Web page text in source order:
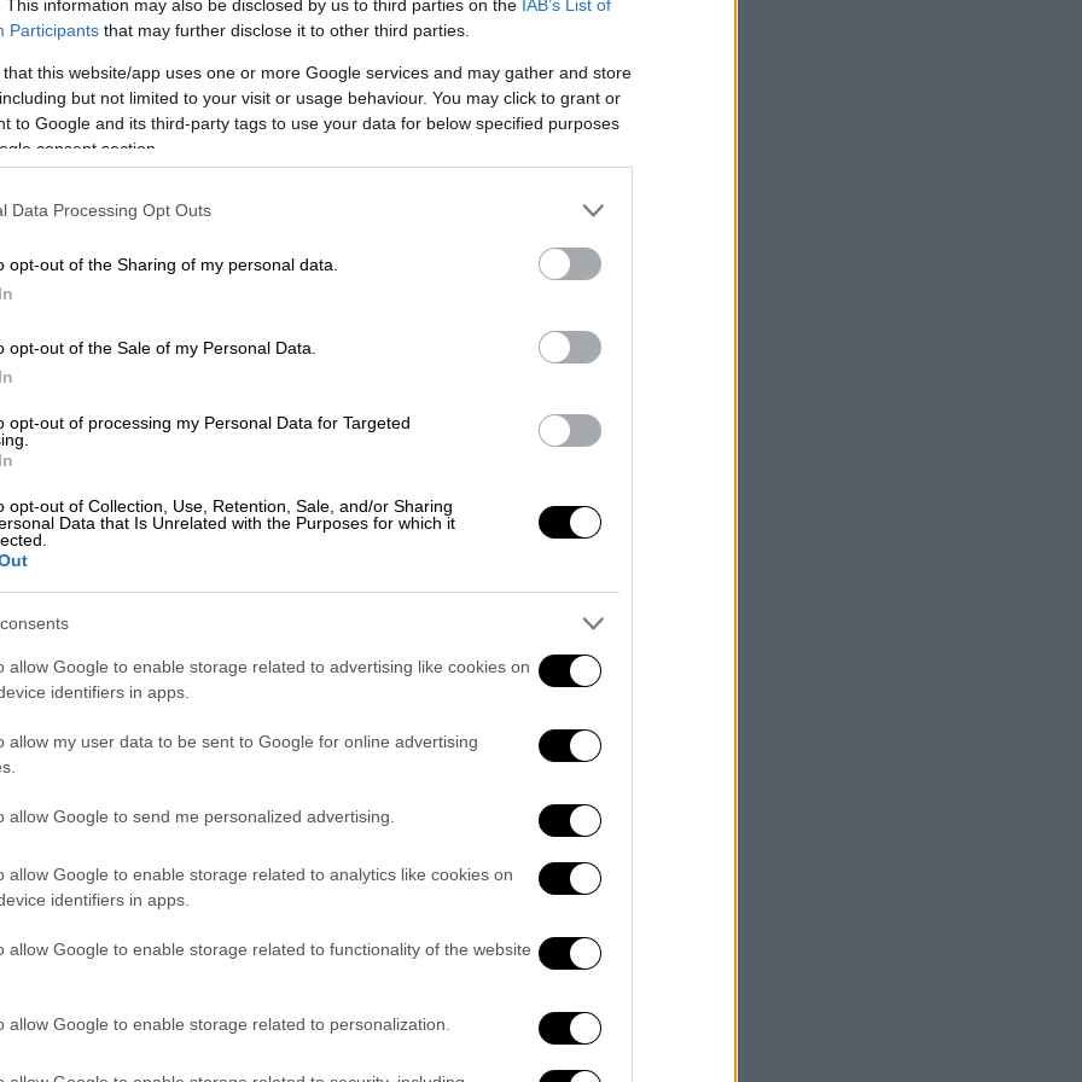
This information may also be disclosed by us to third parties on the IAB’s List of
Participants that may further disclose it to other third parties.
that this website/app uses one or more Google services and may gather and store
but not limited to your visit or usage behaviour. You may click to grant or
to Google and its third-party tags to use your data for below specified purposes
consent section.
Data Processing Opt Outs
opt-out of the Sharing of my personal data.
opt-out of the Sale of my Personal Data.
opt-out of processing my Personal Data for Targeted
opt-out of Collection, Use, Retention, Sale, and/or Sharing
Data that Is Unrelated with the Purposes for which it
allow Google to enable storage related to advertising like cookies on
identifiers in apps.
allow my user data to be sent to Google for online advertising
allow Google to send me personalized advertising.
allow Google to enable storage related to analytics like cookies on
identifiers in apps.
allow Google to enable storage related to functionality of the website
allow Google to enable storage related to personalization.
Αθλητισμός|14.07.2019 22:42
λύγισε τον Φέντερερ στον τελικό
της δεκαετίας!
Σε ένα από τα καλύτερα και πιο
εποχών που είχε διάρκεια 4 ώρες και
τον Ρότζερ Φέντερερ με 7-6 (5), 1-6,
Το σχέδιο του Χρυσοχοΐδη:
Πόσους αστυνομικούς θα έχουν
14.07.2019 22:38
Μαριόν Μαρεσάλ: Η εγγονή του
Σαρκοζί
Εθνικού Συναγερµού επιστρέφει στην
πολιτική µε άνοιγµα στην
µεγάλη συµµαχία της ?εξιάς